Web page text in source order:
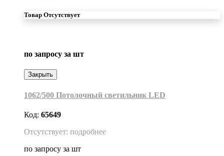
Товар Отсутствует
по запросу за шт
Закрыть
1062/500 Потолочный светильник LED
Код: 65649
Отсутствует: подробнее
по запросу за шт